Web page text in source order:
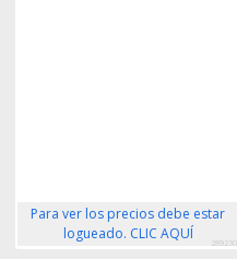
Para ver los precios debe estar
logueado. CLIC AQUÍ
289230